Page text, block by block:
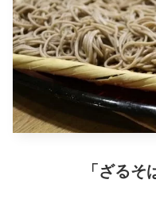
「ざるそ